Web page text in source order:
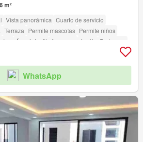
m²
Vista panorámica Cuarto de servicio
Terraza Permite mascotas Permite niños
Área infantil Ascensor Jardín
Barbecue
WhatsApp